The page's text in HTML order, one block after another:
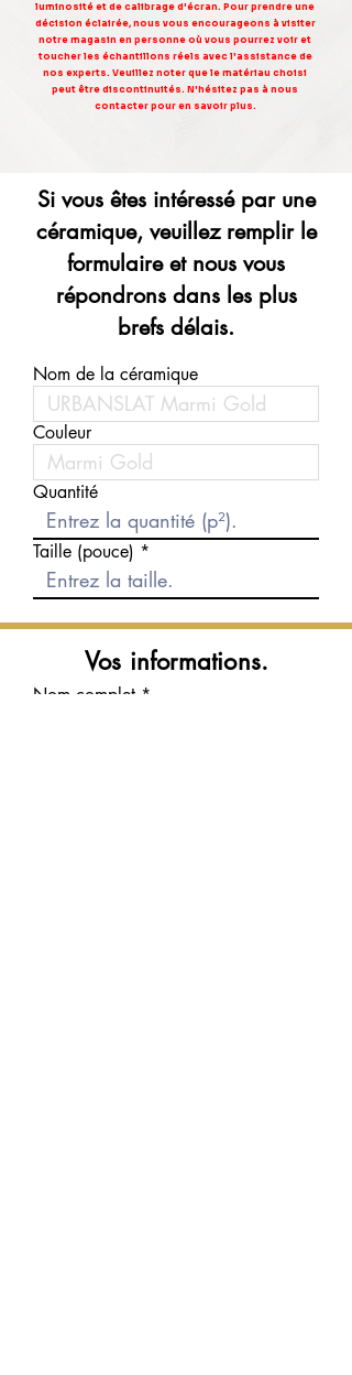
luminosité et de calibrage d'écran. Pour prendre une
décision éclairée, nous vous encourageons à visiter
notre magasin en personne où vous pourrez voir et
toucher les échantillons réels avec l'assistance de
nos experts. Veuillez noter que le matériau choisi
peut être discontinuités. N'hésitez pas à nous
contacter pour en savoir plus.
Si vous êtes intéressé par une
céramique, veuillez remplir le
formulaire et nous vous
répondrons dans les plus
brefs délais.
Nom de la céramique
Couleur
Quantité
Taille (pouce)
Vos informations.
Nom complet